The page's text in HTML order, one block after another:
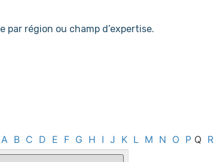
par région ou champ d’expertise.
A B C D E F G H I J K L M N O P Q R